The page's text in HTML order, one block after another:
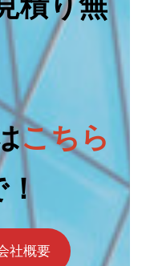
こちら
社概要